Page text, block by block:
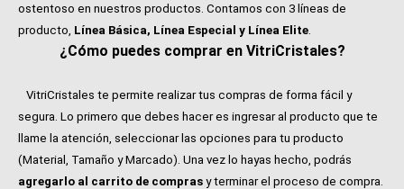
ostentoso en nuestros productos. Contamos con 3 líneas de
producto, Línea Básica, Línea Especial y Línea Elite
¿Cómo puedes comprar en VitriCristales?
VitriCristales te permite realizar tus compras de forma fácil y
segura. Lo primero que debes hacer es ingresar al producto que te
llame la atención, seleccionar las opciones para tu producto
(Material, Tamaño y Marcado). Una vez lo hayas hecho, podrás
agregarlo al carrito de compras y terminar el proceso de compra.